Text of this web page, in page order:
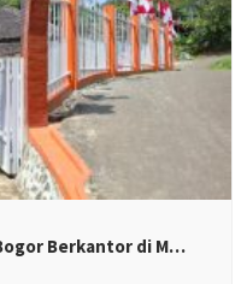
Berkantor di M…